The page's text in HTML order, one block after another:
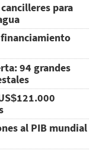
para
financiamiento
94 grandes
al PIB mundial